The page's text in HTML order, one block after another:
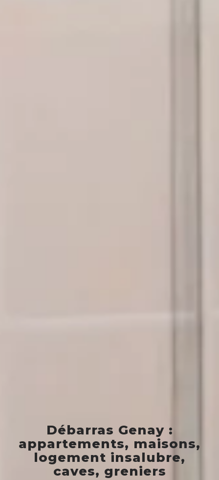
Débarras Genay :
appartements, maisons,
logement insalubre,
caves, greniers